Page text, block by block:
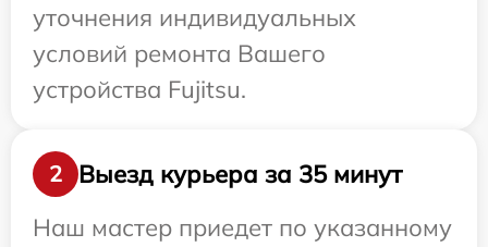
уточнения индивидуальных
условий ремонта Вашего
устройства Fujitsu.
2
Выезд курьера за 35 минут
Наш мастер приедет по указанному